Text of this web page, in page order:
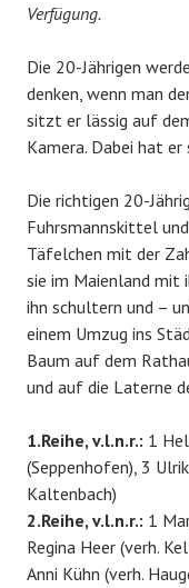
Verfügung.
Die 20-Jährigen
denken, wenn man
sitzt er lässig auf
Kamera. Dabei hat
Die richtigen 20-
Fuhrsmannskittel
Täfelchen mit der
sie im Maienland mit
ihn schultern und –
einem Umzug ins
Baum auf dem
und auf die Laterne
1.Reihe, v.l.n.r.: 1
(Seppenhofen), 3
Kaltenbach)
2.Reihe, v.l.n.r.: 1
Regina Heer (verh.
Anni Kühn (verh.